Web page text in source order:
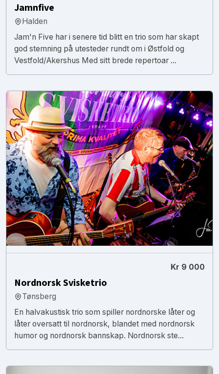
Jamnfive
Halden
Jam'n Five har i senere tid blitt en trio som har skapt
god stemning på utesteder rundt om i Østfold og
Vestfold/Akershus Med sitt brede repertoar ...
Kr 9 000
Nordnorsk Svisketrio
Tønsberg
En halvakustisk trio som spiller nordnorske låter og
låter oversatt til nordnorsk, blandet med nordnorsk
humor og nordnorsk bannskap. Nordnorsk ste...